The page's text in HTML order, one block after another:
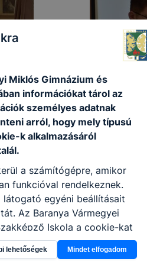
Miklós Gimnázium és
információkat tárol az
személyes adatnak
arról, hogy mely típusú
k alkalmazásáról
a számítógépre, amikor
funkcióval rendelkeznek.
egyéni beállításait
Az Baranya Vármegyei
Iskola a cookie-kat
azzal kapcsolatban, hogyan
honlap melyik részeit
lehetőségek Mindet elfogadom